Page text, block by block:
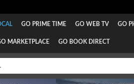
GO PRIME TIME GO WEB TV GO
MARKETPLACE GO BOOK DIRECT